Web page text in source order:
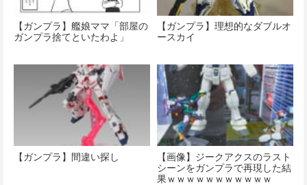
【ガンプラ】艦娘ママ「部屋の
ガンプラ捨てといたわよ」
【ガンプラ】理想的なダブルオ
ースカイ
【ガンプラ】間違い探し
【画像】ジークアクスのラスト
シーンをガンプラで再現した結
果ｗｗｗｗｗｗｗｗｗｗｗ